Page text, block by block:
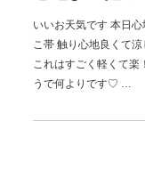
いいお天気です 本日
こ帯 触り心地良くて
これはすごく軽くて楽
うで何よりです♡ …